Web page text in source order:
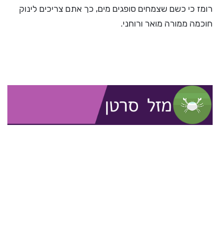
רומז כי כשם שצמחים סופגים מים, כך אתם צריכים לינוק
חוכמה ממורה מואר ורוחני.